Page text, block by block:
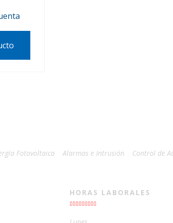
Fotovoltaica Alarmas e Intrusión Control de
HORAS LABORALES